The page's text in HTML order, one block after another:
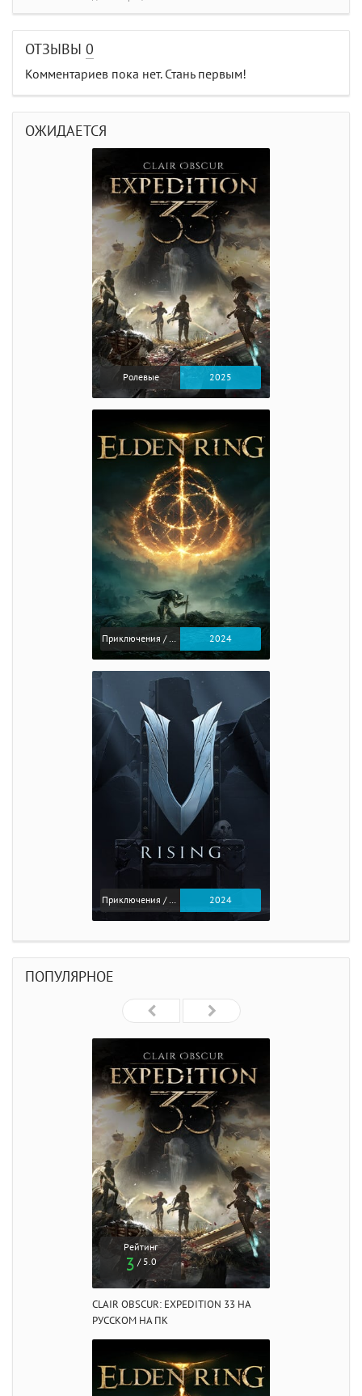
ОТЗЫВЫ 0
Комментариев пока нет. Стань первым!
ОЖИДАЕТСЯ
Ролевые 2025
Приключения / Экшен / Ролевые 2024
Приключения / Экшен 2024
ПОПУЛЯРНОЕ
Рейтинг
3 / 5.0
CLAIR OBSCUR: EXPEDITION 33 НА
РУССКОМ НА ПК